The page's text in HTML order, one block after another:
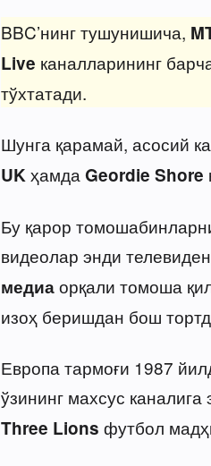
BBC’нинг тушунишича,
Live каналларининг
тўхтатади.
Шунга қарамай, асосий
UKҳамда Geordie Shore
Бу қарор
видеолар энди
медиаорқали томоша
изоҳ беришдан бош
Европа тармоғи 1987
ўзининг махсус
Three Lions футбол